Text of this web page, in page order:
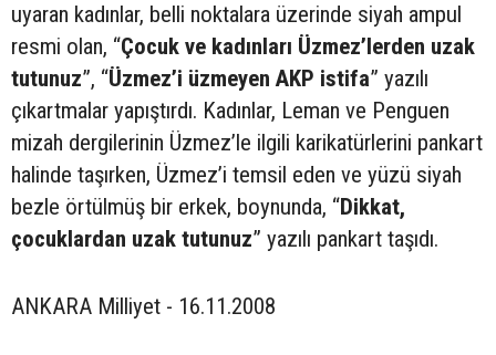
uyaran kadınlar, belli noktalara üzerinde siyah ampul
resmi olan, “Çocuk ve kadınları Üzmez’lerden uzak
tutunuz”, “Üzmez’i üzmeyen AKP istifa” yazılı
çıkartmalar yapıştırdı. Kadınlar, Leman ve Penguen
mizah dergilerinin Üzmez’le ilgili karikatürlerini pankart
halinde taşırken, Üzmez’i temsil eden ve yüzü siyah
bezle örtülmüş bir erkek, boynunda, “Dikkat,
çocuklardan uzak tutunuz” yazılı pankart taşıdı.
ANKARA Milliyet - 16.11.2008